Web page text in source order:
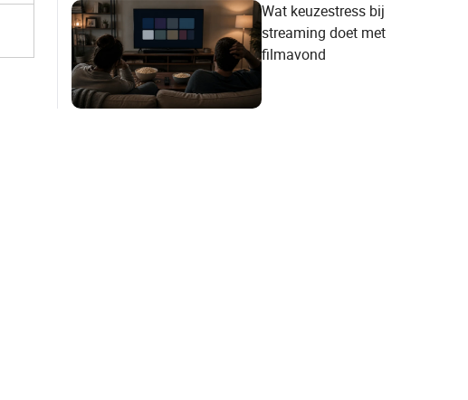
Wat keuzestress bij
streaming doet met
filmavond